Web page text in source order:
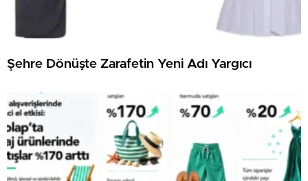
Şehre Dönüşte Zarafetin Yeni Adı Yargıcı